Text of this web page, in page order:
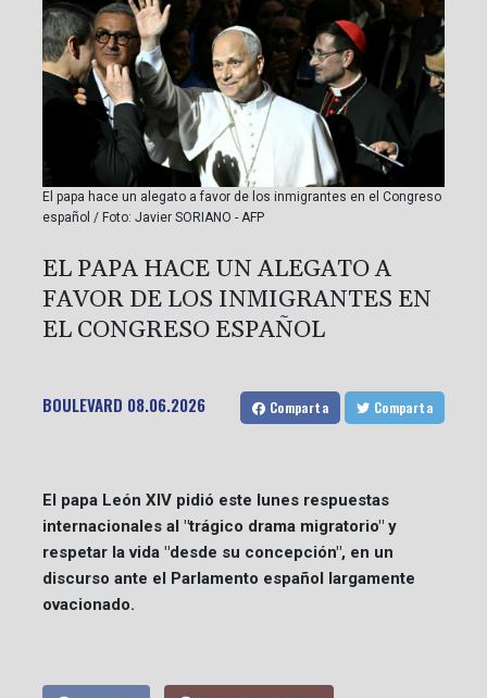
El papa hace un alegato a favor de los inmigrantes en el Congreso
español / Foto: Javier SORIANO - AFP
EL PAPA HACE UN ALEGATO A
FAVOR DE LOS INMIGRANTES EN
EL CONGRESO ESPAÑOL
BOULEVARD 08.06.2026 Comparta Comparta
El papa León XIV pidió este lunes respuestas
internacionales al "trágico drama migratorio" y
respetar la vida "desde su concepción", en un
discurso ante el Parlamento español largamente
ovacionado.